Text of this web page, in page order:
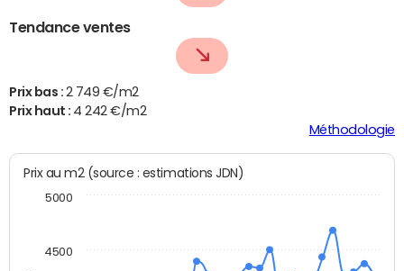
Tendance ventes
Prix bas : 2 749 €/m2
Prix haut : 4 242 €/m2
Méthodologie
Prix au m2 (source : estimations JDN)
4500
5000